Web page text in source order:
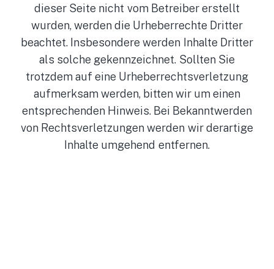
dieser Seite nicht vom Betreiber erstellt
wurden, werden die Urheberrechte Dritter
beachtet. Insbesondere werden Inhalte Dritter
als solche gekennzeichnet. Sollten Sie
trotzdem auf eine Urheberrechtsverletzung
aufmerksam werden, bitten wir um einen
entsprechenden Hinweis. Bei Bekanntwerden
von Rechtsverletzungen werden wir derartige
Inhalte umgehend entfernen.